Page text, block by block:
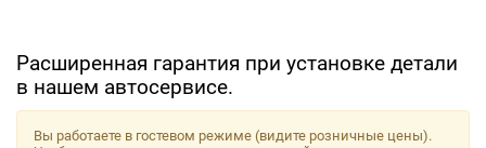
Расширенная гарантия при установке детали
в нашем автосервисе.
Вы работаете в гостевом режиме (видите розничные цены).